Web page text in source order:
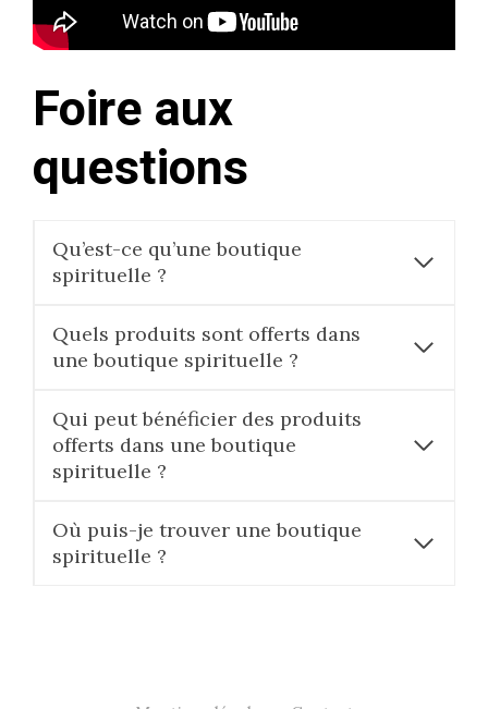
Foire aux
questions
Qu’est-ce qu’une boutique
spirituelle ?
Quels produits sont offerts dans
une boutique spirituelle ?
Qui peut bénéficier des produits
offerts dans une boutique
spirituelle ?
Où puis-je trouver une boutique
spirituelle ?